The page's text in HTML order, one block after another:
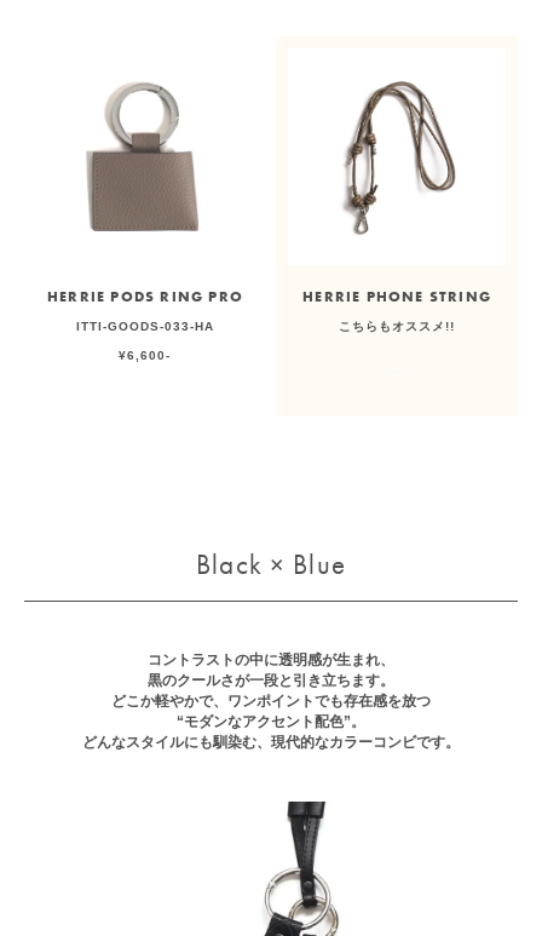
HERRIE PODS RING PRO
ITTI-GOODS-033-HA
¥6,600-
HERRIE PHONE STRING
こちらもオススメ!!
Black × Blue
コントラストの中に透明感が生まれ、
黒のクールさが一段と引き立ちます。
どこか軽やかで、ワンポイントでも存在感を放つ
“モダンなアクセント配色”。
どんなスタイルにも馴染む、現代的なカラーコンビです。